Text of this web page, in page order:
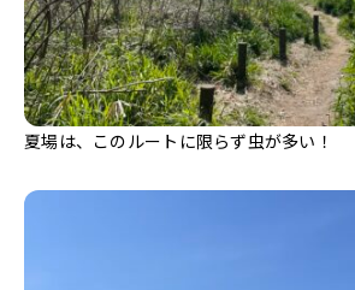
夏場は、このルートに限らず虫が多い！